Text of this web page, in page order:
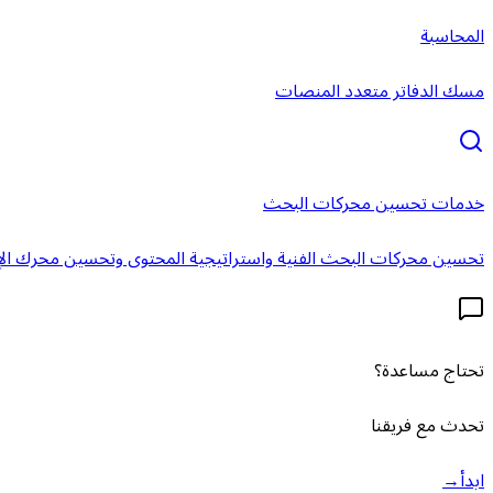
المحاسبة
مسك الدفاتر متعدد المنصات
خدمات تحسين محركات البحث
تحسين محركات البحث الفنية واستراتيجية المحتوى وتحسين محرك
تحتاج مساعدة؟
تحدث مع فريقنا
ابدأ→